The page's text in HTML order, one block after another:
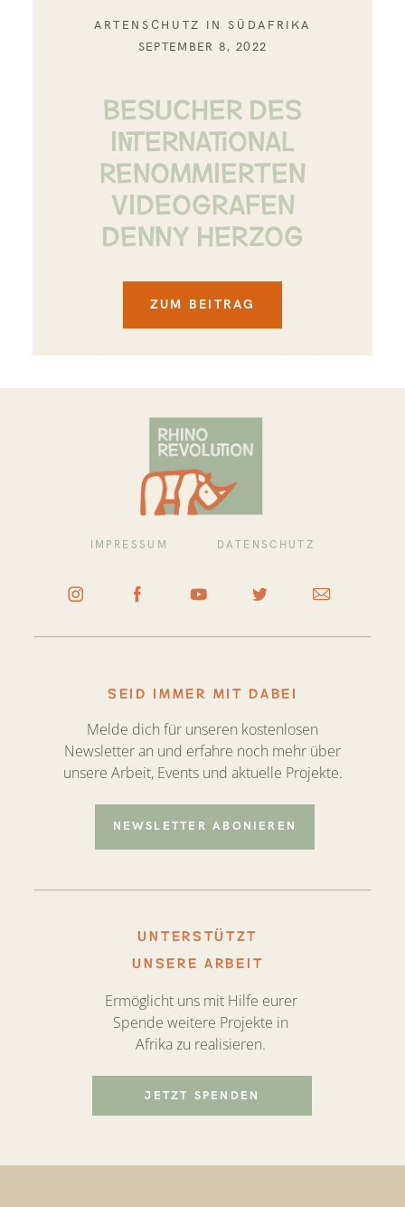
ARTENSCHUTZ IN SÜDAFRIKA
SEPTEMBER 8, 2022
BESUCHER DES
INTERNATIONAL
RENOMMIERTEN
VIDEOGRAFEN
DENNY HERZOG
ZUM BEITRAG
UNTERSTÜTZT
UNSERE ARBEIT
SEID IMMER MIT DABEI
Ermöglicht uns mit Hilfe eurer
Spende weitere Projekte in
Afrika zu realisieren.
Melde dich für unseren kostenlosen
Newsletter an und erfahre noch mehr über
unsere Arbeit, Events und aktuelle Projekte.
IMPRESSUM DATENSCHUTZ
NEWSLETTER ABONIEREN
JETZT SPENDEN